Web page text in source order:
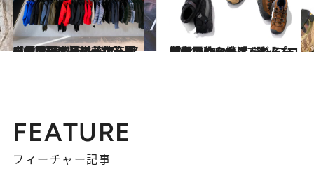
2024.12.7
【新宿駅の目の前！】国内最大級の品揃えに、初のコンシェルジュサービスも。フィールドの玄関口を目指す「アークテリクス 新宿ブランドストア 」がオープン
ライフスタイル 2024.11.25
秋冬アウトドア、どんな靴を履こうか迷ったら…ずっと使い続けられる、厳選のシューズ7選【プロが選ぶ50の名品～シューズ編～】
ライフスタイル
FEATURE
フィーチャー記事